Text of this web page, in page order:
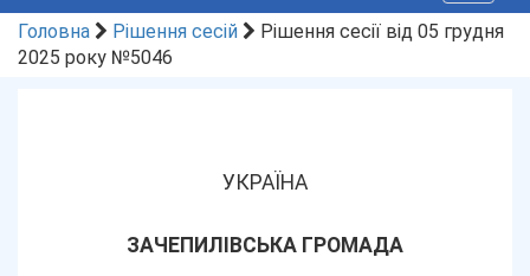
Головна
Рішення сесій
Рішення сесії від 05 грудня
2025 року №5046
УКРАЇНА
ЗАЧЕПИЛІВСЬКА ГРОМАДА